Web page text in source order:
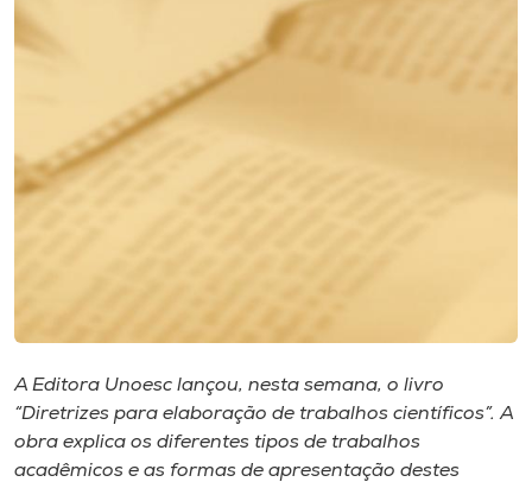
Biblioteca
Rádio
Selecione
o idioma
A Editora Unoesc lançou, nesta semana, o livro
“Diretrizes para elaboração de trabalhos científicos”. A
obra explica os diferentes tipos de trabalhos
acadêmicos e as formas de apresentação destes